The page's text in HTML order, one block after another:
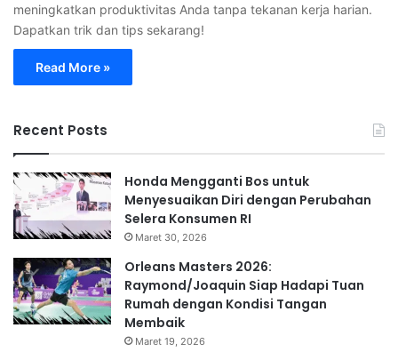
meningkatkan produktivitas Anda tanpa tekanan kerja harian.
Dapatkan trik dan tips sekarang!
Read More »
Recent Posts
Honda Mengganti Bos untuk
Menyesuaikan Diri dengan Perubahan
Selera Konsumen RI
Maret 30, 2026
Orleans Masters 2026:
Raymond/Joaquin Siap Hadapi Tuan
Rumah dengan Kondisi Tangan
Membaik
Maret 19, 2026